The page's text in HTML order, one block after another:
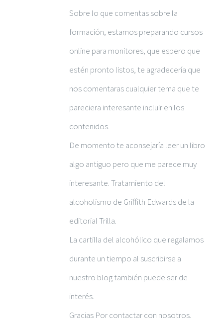
Sobre lo que comentas sobre la
formación, estamos preparando cursos
online para monitores, que espero que
estén pronto listos, te agradecería que
nos comentaras cualquier tema que te
pareciera interesante incluir en los
contenidos.
De momento te aconsejaría leer un libro
algo antiguo pero que me parece muy
interesante. Tratamiento del
alcoholismo de Griffith Edwards de la
editorial Trilla.
La cartilla del alcohólico que regalamos
durante un tiempo al suscribirse a
nuestro blog también puede ser de
interés.
Gracias Por contactar con nosotros.